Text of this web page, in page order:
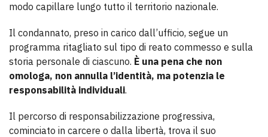
modo capillare lungo tutto il territorio nazionale.
Il condannato, preso in carico dall’ufficio, segue un
programma ritagliato sul tipo di reato commesso e sulla
storia personale di ciascuno. È una pena che non
omologa, non annulla l’identità, ma potenzia le
responsabilità individuali.
Il percorso di responsabilizzazione progressiva,
cominciato in carcere o dalla libertà, trova il suo